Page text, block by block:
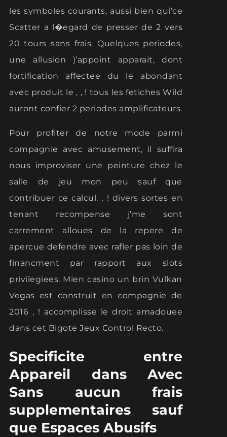
les symboles courants, aussi bien qui’ce
Scatter a l�egard de presser de 2 vers
20 tours sans frais. Quelques periodes,
une allusion )’appoint apparait, dont
fortification affectee du le abondant
avec produit le , , ! tous les fetiches Wild
auront confier 2 periodes amplificateurs.
Pour profiter de notre mode parmi
compagnie avec amusement, il suffira
nous improviser une peinture chez le
salle de jeu mon peu sauf que
contribuer ce calcul. , ! divers sortes en
tenant recompense j’me sont
carrement alloues de la repere de
apercue defendre avec rafler pas loin de
financment par rapport aux slots
privilegiees. Mien casino un brin Vulkan
Vegas est construit en compagnie de
2016 , ! accomplisse le droit amadouee
dans cet Bigote Jeux Control Recto.
Specificite entre
Appareil dans Avec
Sans aucun frais
supplementaires sauf
que Espaces Abusifs